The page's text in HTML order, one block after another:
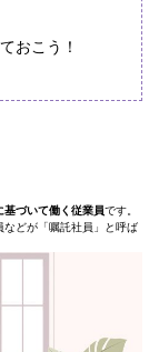
おこう！
づいて働く従業員です。
どが「嘱託社員」と呼ば